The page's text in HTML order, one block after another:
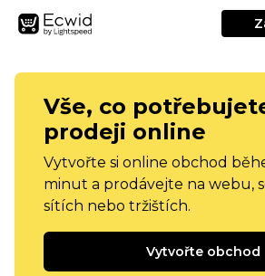
Vše, co
prodeji online
Vytvořte si online obchod
minut a prodávejte na webu,
sítích nebo tržištích.
Vytvořte obchod